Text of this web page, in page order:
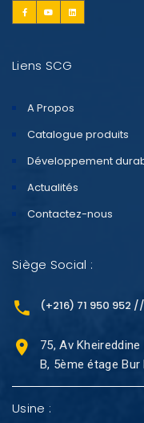
Liens SCG
A Propos
Catalogue produits
Développement
Actualités
Contactez-nous
Siège Social :
(+216) 71 950 952
75, Av
B, 5ème étage Bur
Usine :